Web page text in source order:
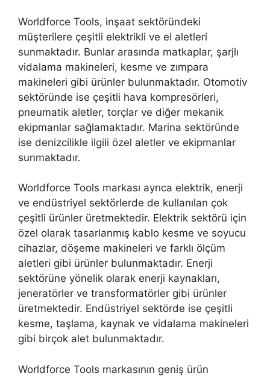
Worldforce Tools, inşaat sektöründeki
müşterilere çeşitli elektrikli ve el aletleri
sunmaktadır. Bunlar arasında matkaplar, şarjlı
vidalama makineleri, kesme ve zımpara
makineleri gibi ürünler bulunmaktadır. Otomotiv
sektöründe ise çeşitli hava kompresörleri,
pneumatik aletler, torçlar ve diğer mekanik
ekipmanlar sağlamaktadır. Marina sektöründe
ise denizcilikle ilgili özel aletler ve ekipmanlar
sunmaktadır.
Worldforce Tools markası ayrıca elektrik, enerji
ve endüstriyel sektörlerde de kullanılan çok
çeşitli ürünler üretmektedir. Elektrik sektörü için
özel olarak tasarlanmış kablo kesme ve soyucu
cihazlar, döşeme makineleri ve farklı ölçüm
aletleri gibi ürünler bulunmaktadır. Enerji
sektörüne yönelik olarak enerji kaynakları,
jeneratörler ve transformatörler gibi ürünler
üretmektedir. Endüstriyel sektörde ise çeşitli
kesme, taşlama, kaynak ve vidalama makineleri
gibi birçok alet bulunmaktadır.
Worldforce Tools markasının geniş ürün